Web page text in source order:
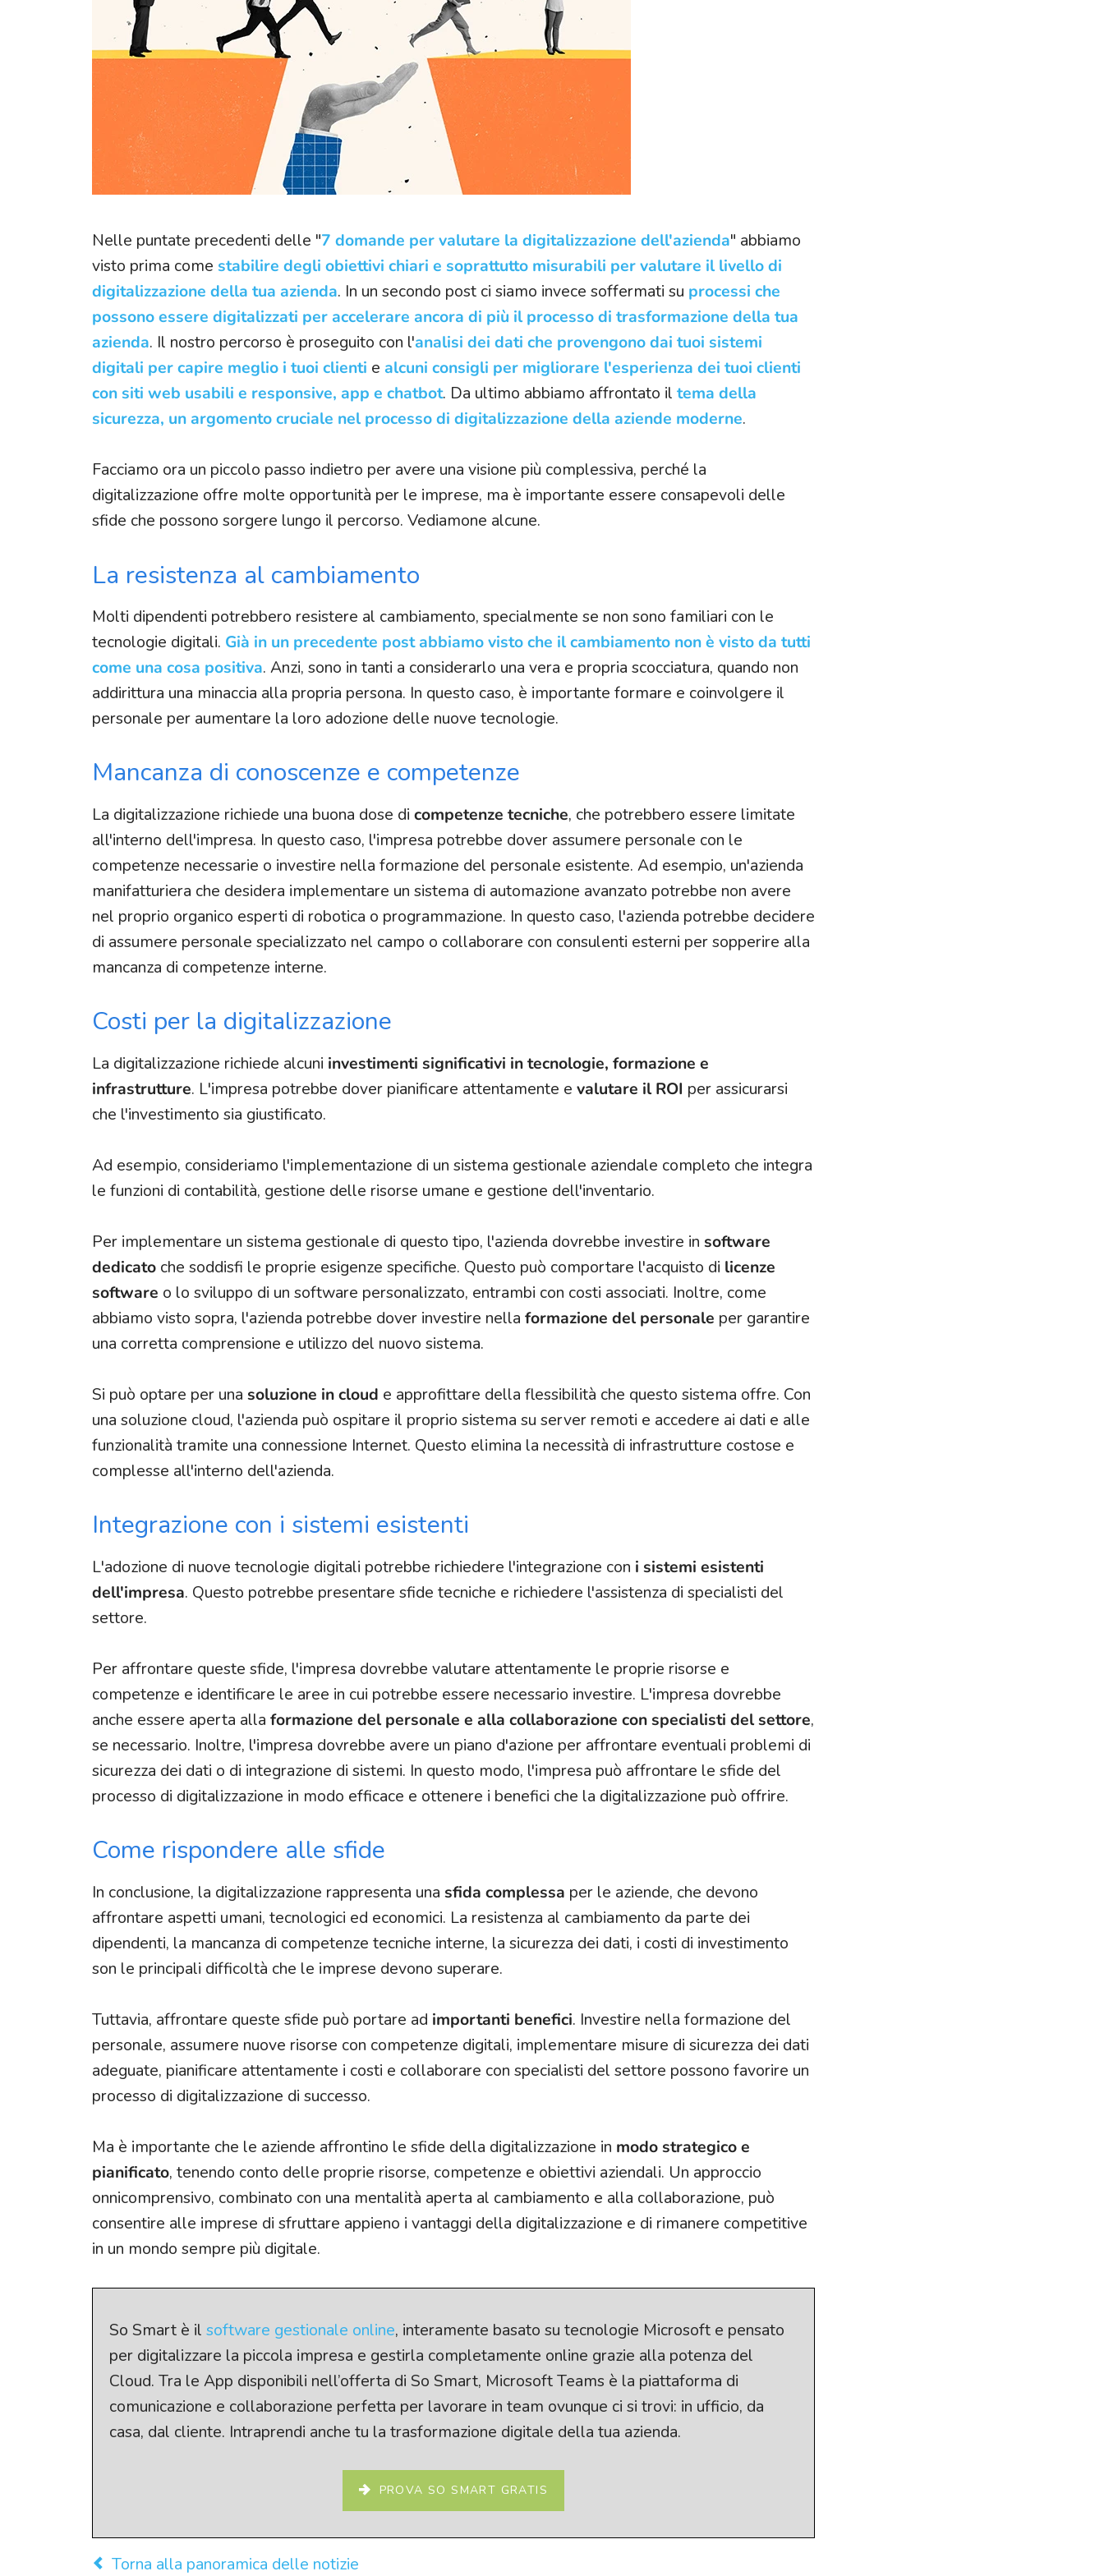
Punto vendita
Assistenza post vendita
Nelle puntate precedenti delle "7 domande per valutare la digitalizzazione dell'azienda" abbiamo
visto prima come stabilire degli obiettivi chiari e soprattutto misurabili per valutare il livello di
digitalizzazione della tua azienda. In un secondo post ci siamo invece soffermati su processi che
possono essere digitalizzati per accelerare ancora di più il processo di trasformazione della tua
azienda. Il nostro percorso è proseguito con l'analisi dei dati che provengono dai tuoi sistemi
digitali per capire meglio i tuoi clienti e alcuni consigli per migliorare l'esperienza dei tuoi clienti
con siti web usabili e responsive, app e chatbot. Da ultimo abbiamo affrontato il tema della
sicurezza, un argomento cruciale nel processo di digitalizzazione della aziende moderne.
Facciamo ora un piccolo passo indietro per avere una visione più complessiva, perché la
digitalizzazione offre molte opportunità per le imprese, ma è importante essere consapevoli delle
sfide che possono sorgere lungo il percorso. Vediamone alcune.
La resistenza al cambiamento
Molti dipendenti potrebbero resistere al cambiamento, specialmente se non sono familiari con le
tecnologie digitali. Già in un precedente post abbiamo visto che il cambiamento non è visto da tutti
come una cosa positiva. Anzi, sono in tanti a considerarlo una vera e propria scocciatura, quando non
addirittura una minaccia alla propria persona. In questo caso, è importante formare e coinvolgere il
personale per aumentare la loro adozione delle nuove tecnologie.
Mancanza di conoscenze e competenze
La digitalizzazione richiede una buona dose di competenze tecniche, che potrebbero essere limitate
all'interno dell'impresa. In questo caso, l'impresa potrebbe dover assumere personale con le
competenze necessarie o investire nella formazione del personale esistente. Ad esempio, un'azienda
manifatturiera che desidera implementare un sistema di automazione avanzato potrebbe non avere
nel proprio organico esperti di robotica o programmazione. In questo caso, l'azienda potrebbe decidere
di assumere personale specializzato nel campo o collaborare con consulenti esterni per sopperire alla
mancanza di competenze interne.
Costi per la digitalizzazione
La digitalizzazione richiede alcuni investimenti significativi in tecnologie, formazione e
infrastrutture. L'impresa potrebbe dover pianificare attentamente e valutare il ROI per assicurarsi
che l'investimento sia giustificato.
Ad esempio, consideriamo l'implementazione di un sistema gestionale aziendale completo che integra
le funzioni di contabilità, gestione delle risorse umane e gestione dell'inventario.
Per implementare un sistema gestionale di questo tipo, l'azienda dovrebbe investire in software
dedicato che soddisfi le proprie esigenze specifiche. Questo può comportare l'acquisto di licenze
software o lo sviluppo di un software personalizzato, entrambi con costi associati. Inoltre, come
abbiamo visto sopra, l'azienda potrebbe dover investire nella formazione del personale per garantire
una corretta comprensione e utilizzo del nuovo sistema.
Si può optare per una soluzione in cloud e approfittare della flessibilità che questo sistema offre. Con
una soluzione cloud, l'azienda può ospitare il proprio sistema su server remoti e accedere ai dati e alle
funzionalità tramite una connessione Internet. Questo elimina la necessità di infrastrutture costose e
complesse all'interno dell'azienda.
Integrazione con i sistemi esistenti
L'adozione di nuove tecnologie digitali potrebbe richiedere l'integrazione con i sistemi esistenti
dell'impresa. Questo potrebbe presentare sfide tecniche e richiedere l'assistenza di specialisti del
settore.
Per affrontare queste sfide, l'impresa dovrebbe valutare attentamente le proprie risorse e
competenze e identificare le aree in cui potrebbe essere necessario investire. L'impresa dovrebbe
anche essere aperta alla formazione del personale e alla collaborazione con specialisti del settore,
se necessario. Inoltre, l'impresa dovrebbe avere un piano d'azione per affrontare eventuali problemi di
sicurezza dei dati o di integrazione di sistemi. In questo modo, l'impresa può affrontare le sfide del
processo di digitalizzazione in modo efficace e ottenere i benefici che la digitalizzazione può offrire.
Come rispondere alle sfide
In conclusione, la digitalizzazione rappresenta una sfida complessa per le aziende, che devono
affrontare aspetti umani, tecnologici ed economici. La resistenza al cambiamento da parte dei
dipendenti, la mancanza di competenze tecniche interne, la sicurezza dei dati, i costi di investimento
son le principali difficoltà che le imprese devono superare.
Tuttavia, affrontare queste sfide può portare ad importanti benefici. Investire nella formazione del
personale, assumere nuove risorse con competenze digitali, implementare misure di sicurezza dei dati
adeguate, pianificare attentamente i costi e collaborare con specialisti del settore possono favorire un
processo di digitalizzazione di successo.
Ma è importante che le aziende affrontino le sfide della digitalizzazione in modo strategico e
pianificato, tenendo conto delle proprie risorse, competenze e obiettivi aziendali. Un approccio
onnicomprensivo, combinato con una mentalità aperta al cambiamento e alla collaborazione, può
consentire alle imprese di sfruttare appieno i vantaggi della digitalizzazione e di rimanere competitive
in un mondo sempre più digitale.
So Smart è il software gestionale online, interamente basato su tecnologie Microsoft e pensato
per digitalizzare la piccola impresa e gestirla completamente online grazie alla potenza del
Cloud. Tra le App disponibili nell’offerta di So Smart, Microsoft Teams è la piattaforma di
comunicazione e collaborazione perfetta per lavorare in team ovunque ci si trovi: in ufficio, da
casa, dal cliente. Intraprendi anche tu la trasformazione digitale della tua azienda.
PROVA SO SMART GRATIS
Torna alla panoramica delle notizie